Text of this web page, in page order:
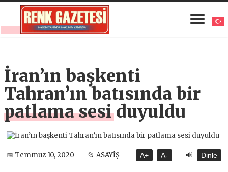
İran’ın başkenti
Tahran’ın batısında bir
patlama sesi duyuldu
📅 Temmuz 10, 2020 📂 ASAYİŞ A+ A- 🔊 Dinle